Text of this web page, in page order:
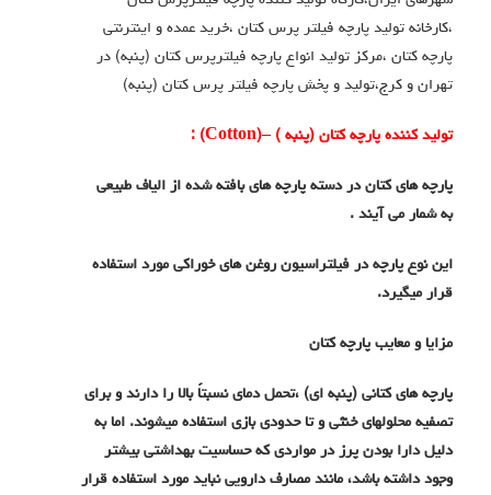
،کارخانه تولید پارچه فیلتر پرس کتان ،خرید عمده و اینترنتی
پارچه کتان ،مرکز تولید انواع پارچه فیلترپرس کتان (پنبه) در
تهران و کرج،تولید و پخش پارچه فیلتر پرس کتان (پنبه)
تولید کننده پارچه کتان (پنبه )–
(
Cotton
) :
پارچه های کتان در دسته پارچه های بافته شده از الیاف طبیعی
به شمار می آیند .
این نوع پارچه در فیلتراسیون روغن های خوراکی مورد استفاده
قرار میگیرد.
مزایا و معایب پارچه کتان
پارچه های کتانی (پنبه ای) ،تحمل دمای نسبتاً بالا را دارند و برای
تصفیه محلولهای خنثی و تا حدودی بازی استفاده میشوند. اما به
دلیل دارا بودن پرز در مواردی که حساسیت بهداشتی بیشتر
وجود داشته باشد، مانند مصارف دارویی نباید مورد استفاده قرار